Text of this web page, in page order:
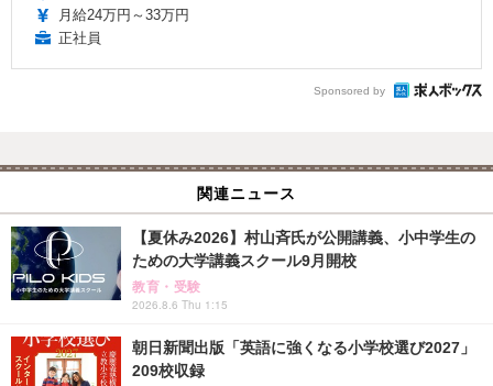
月給24万円～33万円
正社員
Sponsored by
関連ニュース
【夏休み2026】村山斉氏が公開講義、小中学生の
ための大学講義スクール9月開校
教育・受験
2026.8.6 Thu 1:15
朝日新聞出版「英語に強くなる小学校選び2027」
209校収録